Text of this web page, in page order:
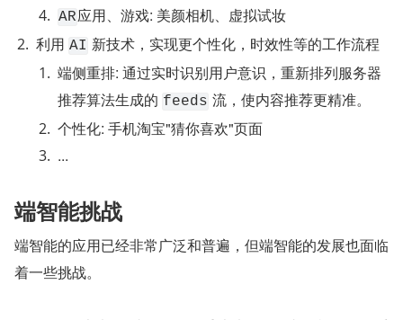
AR应用、游戏: 美颜相机、虚拟试妆
利用 AI 新技术，实现更个性化，时效性等的工作流程
端侧重排: 通过实时识别用户意识，重新排列服务器
推荐算法生成的 feeds 流，使内容推荐更精准。
个性化: 手机淘宝"猜你喜欢"页面
...
端智能挑战
端智能的应用已经非常广泛和普遍，但端智能的发展也面临
着一些挑战。